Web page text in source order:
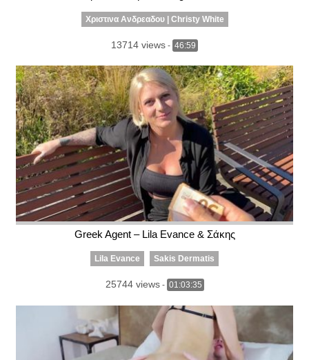
Χριστινα Ανδρεαδου | Christy White
13714 views - 46:59
Greek Agent – Lila Evance & Σάκης
Lila Evance Sakis Dermatis
25744 views- 01:03:35